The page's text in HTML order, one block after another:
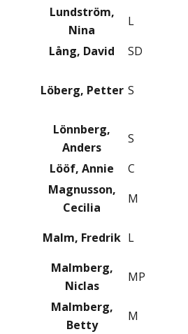
Lundström,
Nina
L
Lång, David
SD
Löberg, Petter S
Lönnberg,
Anders
S
Lööf, Annie
C
Magnusson,
Cecilia
M
Malm, Fredrik L
Malmberg,
Niclas
MP
Malmberg,
Betty
M